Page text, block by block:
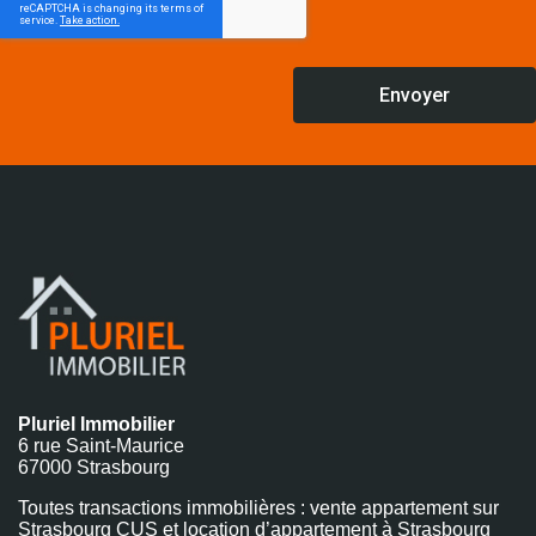
Envoyer
Pluriel Immobilier
6 rue Saint-Maurice
67000 Strasbourg
Toutes transactions immobilières : vente appartement sur
Strasbourg CUS et location d’appartement à Strasbourg